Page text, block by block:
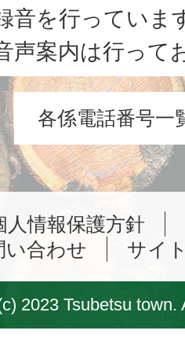
音を行っていま
声案内は行って
各係電話番号一
人情報保護方針
い合わせ
サイ
2023 Tsubetsu